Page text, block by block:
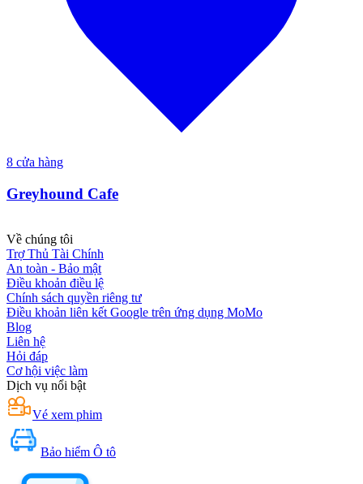
8 cửa hàng
Greyhound Cafe
Về chúng tôi
Trợ Thủ Tài Chính
An toàn - Bảo mật
Điều khoản điều lệ
Chính sách quyền riêng tư
Điều khoản liên kết Google trên ứng dụng MoMo
Blog
Liên hệ
Hỏi đáp
Cơ hội việc làm
Dịch vụ nổi bật
Vé xem phim
Bảo hiểm Ô tô